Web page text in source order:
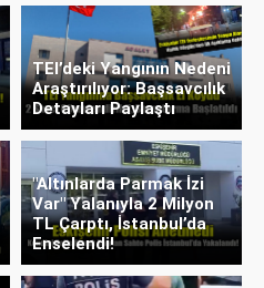
TEI’deki Yangının Nedeni
Araştırılıyor: Başsavcılık
Detayları Paylaştı
"Altınlarda Parmak İzi
Var" Yalanıyla 2 Milyon
TL Çarptı, İstanbul’da
Enselendi!